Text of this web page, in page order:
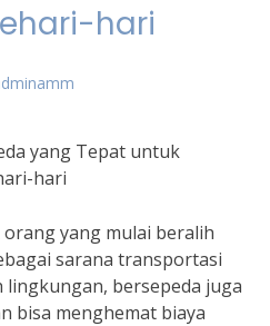
hari
yang Tepat untuk
hari
yang mulai beralih
sarana transportasi
lingkungan, bersepeda juga
bisa menghemat biaya